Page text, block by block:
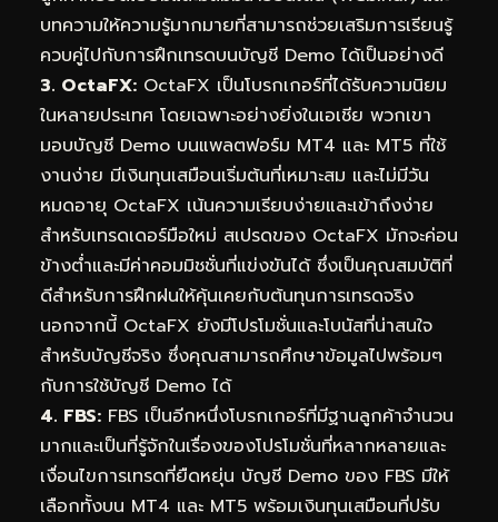
บทความให้ความรู้มากมายที่สามารถช่วยเสริมการเรียนรู้
ควบคู่ไปกับการฝึกเทรดบนบัญชี Demo ได้เป็นอย่างดี
3. OctaFX: OctaFX เป็นโบรกเกอร์ที่ได้รับความนิยม
ในหลายประเทศ โดยเฉพาะอย่างยิ่งในเอเชีย พวกเขา
มอบบัญชี Demo บนแพลตฟอร์ม MT4 และ MT5 ที่ใช้
งานง่าย มีเงินทุนเสมือนเริ่มต้นที่เหมาะสม และไม่มีวัน
หมดอายุ OctaFX เน้นความเรียบง่ายและเข้าถึงง่าย
สำหรับเทรดเดอร์มือใหม่ สเปรดของ OctaFX มักจะค่อน
ข้างต่ำและมีค่าคอมมิชชั่นที่แข่งขันได้ ซึ่งเป็นคุณสมบัติที่
ดีสำหรับการฝึกฝนให้คุ้นเคยกับต้นทุนการเทรดจริง
นอกจากนี้ OctaFX ยังมีโปรโมชั่นและโบนัสที่น่าสนใจ
สำหรับบัญชีจริง ซึ่งคุณสามารถศึกษาข้อมูลไปพร้อมๆ
กับการใช้บัญชี Demo ได้
4. FBS: FBS เป็นอีกหนึ่งโบรกเกอร์ที่มีฐานลูกค้าจำนวน
มากและเป็นที่รู้จักในเรื่องของโปรโมชั่นที่หลากหลายและ
เงื่อนไขการเทรดที่ยืดหยุ่น บัญชี Demo ของ FBS มีให้
เลือกทั้งบน MT4 และ MT5 พร้อมเงินทุนเสมือนที่ปรับ